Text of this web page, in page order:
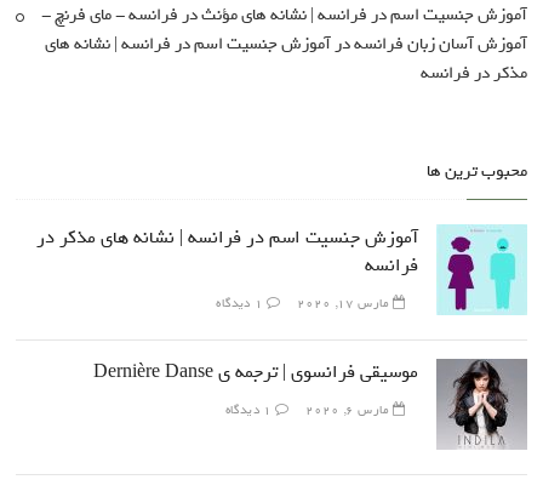
آموزش جنسیت اسم در فرانسه | نشانه های مؤنث در فرانسه - مای فرنچ -
آموزش آسان زبان فرانسهدرآموزش جنسیت اسم در فرانسه | نشانه های
مذکر در فرانسه
محبوب ترین ها
آموزش جنسیت اسم در فرانسه | نشانه های مذکر در
فرانسه
مارس 17, 2020 1 دیدگاه
موسیقی فرانسوی | ترجمه ی Dernière Danse
مارس 6, 2020 1 دیدگاه